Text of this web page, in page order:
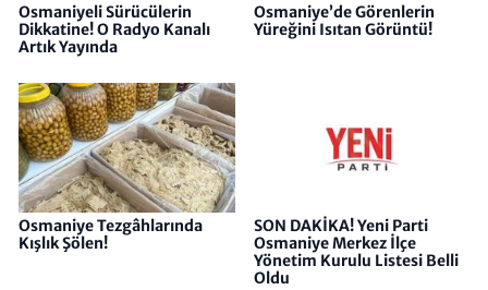
Osmaniyeli Sürücülerin
Dikkatine! O Radyo Kanalı
Artık Yayında
Osmaniye’de Görenlerin
Yüreğini Isıtan Görüntü!
Osmaniye Tezgâhlarında
Kışlık Şölen!
SON DAKİKA! Yeni Parti
Osmaniye Merkez İlçe
Yönetim Kurulu Listesi Belli
Oldu